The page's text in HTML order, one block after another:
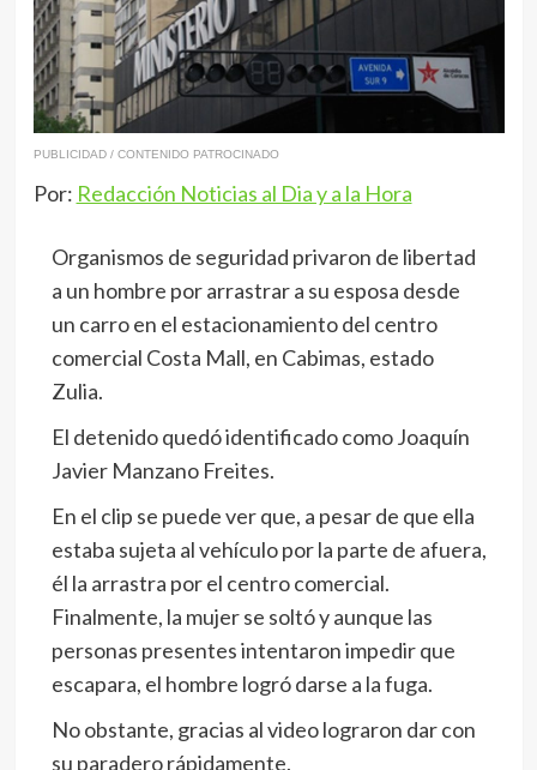
PUBLICIDAD / CONTENIDO PATROCINADO
Por: Redacción Noticias al Dia y a la Hora
Organismos de seguridad privaron de libertad
a un hombre por arrastrar a su esposa desde
un carro en el estacionamiento del centro
comercial Costa Mall, en Cabimas, estado
Zulia.
El detenido quedó identificado comoJoaquín
Javier Manzano Freites.
En el clip se puede ver que, a pesar de que ella
estaba sujeta al vehículo por la parte de afuera,
él la arrastra por el centro comercial.
Finalmente, la mujer se soltó y aunque las
personas presentes intentaron impedir que
escapara, el hombre logró darse a la fuga.
No obstante, gracias al video lograron dar con
su paradero rápidamente.